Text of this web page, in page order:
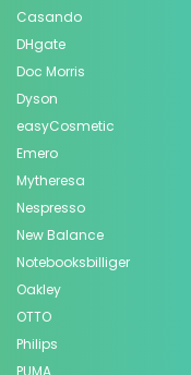
Casando
DHgate
Doc Morris
Dyson
easyCosmetic
Emero
Mytheresa
Nespresso
New Balance
Notebooksbilliger
Oakley
OTTO
Philips
PUMA